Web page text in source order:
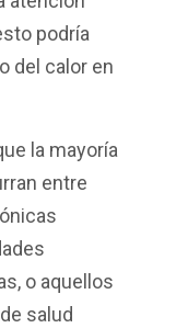
podría
del calor en
la mayoría
entre
o aquellos
salud